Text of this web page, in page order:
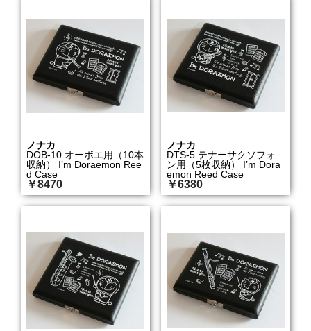
ノナカ
DOB-10 オーボエ用（10本
収納） I’m Doraemon Ree
d Case
￥8470
ノナカ
DTS-5 テナーサクソフォ
ン用（5枚収納） I’m Dora
emon Reed Case
￥6380